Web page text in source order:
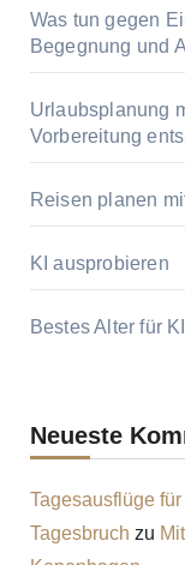
Was tun gegen
Begegnung und
Urlaubsplanung
Vorbereitung
Reisen planen
KI ausprobieren
Bestes Alter für KI
Neueste
Tagesausflüge
Tagesbruch zu